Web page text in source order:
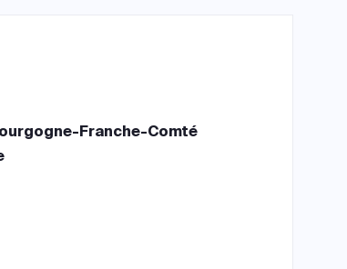
Franche-Comté